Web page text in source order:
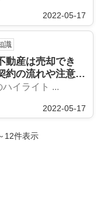
2022-05-17
識
動産は売却でき
約の流れや注意点
ハイライト ...
2022-05-17
12件表示